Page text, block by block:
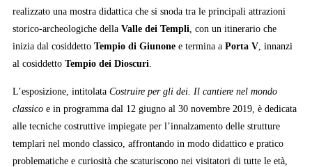
realizzato una mostra didattica che si snoda tra le principali attrazioni
storico-archeologiche della Valle dei Templi, con un itinerario che
inizia dal cosiddetto Tempio di Giunonee termina a Porta V, innanzi
al cosiddetto Tempio dei Dioscuri.
L’esposizione, intitolata Costruire per gli dei. Il cantiere nel mondo
classicoe in programma dal 12 giugno al 30 novembre 2019, è dedicata
alle tecniche costruttive impiegate per l’innalzamento delle strutture
templari nel mondo classico, affrontando in modo didattico e pratico
problematiche e curiosità che scaturiscono nei visitatori di tutte le età,